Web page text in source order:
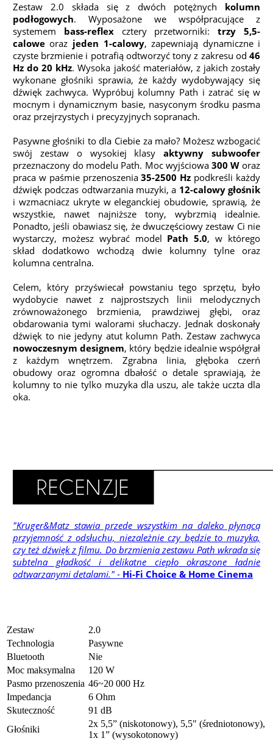
Zestaw 2.0 składa się z dwóch potężnych kolumn
podłogowych. Wyposażone we współpracujące z
systemem bass-reflexcztery przetworniki:trzy 5,5-
caloweoraz jeden 1-calowy, zapewniają dynamiczne i
czyste brzmienie i potrafią odtworzyć tony z zakresu od46
Hz do 20 kHz. Wysoka jakość materiałów, z jakich zostały
wykonane głośniki sprawia, że każdy wydobywający się
dźwięk zachwyca. Wypróbuj kolumny Path i zatrać się w
mocnym i dynamicznym basie, nasyconym środku pasma
oraz przejrzystych i precyzyjnych sopranach.
Pasywne głośniki to dla Ciebie za mało? Możesz wzbogacić
swój zestaw o wysokiej klasyaktywny subwoofer
przeznaczony do modelu Path. Moc wyjściowa 300 Woraz
praca w paśmie przenoszenia35-2500 Hz podkreśli każdy
dźwięk podczas odtwarzania muzyki, a 12-calowy głośnik
i wzmacniacz ukryte w eleganckiej obudowie, sprawią, że
wszystkie, nawet najniższe tony, wybrzmią idealnie.
Ponadto, jeśli obawiasz się, że dwuczęściowy zestaw Ci nie
wystarczy, możesz wybrać model Path 5.0, w którego
skład dodatkowo wchodzą dwie kolumny tylne oraz
kolumna centralna.
Celem, który przyświecał powstaniu tego sprzętu, było
wydobycie nawet z najprostszych linii melodycznych
zrównoważonego brzmienia, prawdziwej głębi, oraz
obdarowania tymi walorami słuchaczy. Jednak doskonały
dźwięk to nie jedyny atut kolumn Path. Zestaw zachwyca
nowoczesnym designem, który będzie idealnie współgrał
z każdym wnętrzem. Zgrabna linia, głęboka czerń
obudowy oraz ogromna dbałość o detale sprawiają, że
kolumny to nie tylko muzyka dla uszu, ale także uczta dla
oka.
"Kruger&Matz stawia przede wszystkim na daleko płynącą
przyjemność z odsłuchu, niezależnie czy będzie to muzyka,
czy też dźwięk z filmu. Do brzmienia zestawu Path wkrada się
subtelna gładkość i delikatne ciepło okraszone ładnie
odtwarzanymi detalami." - Hi-Fi Choice & Home Cinema
Zestaw
2.0
Technologia
Pasywne
Bluetooth
Nie
Moc maksymalna
120 W
Pasmo przenoszenia 46~20 000 Hz
Impedancja
6 Ohm
Skuteczność
91 dB
Głośniki
2x 5,5” (niskotonowy), 5,5" (średniotonowy),
1x 1” (wysokotonowy)